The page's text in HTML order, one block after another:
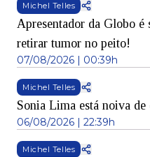
Michel Telles
Apresentador da Globo
retirar tumor no peito!
07/08/2026 | 00:39h
Michel Telles
Sonia Lima está noiva de
06/08/2026 | 22:39h
Michel Telles